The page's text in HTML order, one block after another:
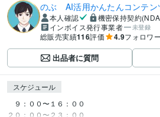
のぶ AI活用かんたんコンテン
本人確認
機密保持契約
インボイス発行事業者
未登録
総販売実績116評価 4.9フォロワ
出品者に質問
スケジュール
９：００〜１６：００
２０：００〜２３：００